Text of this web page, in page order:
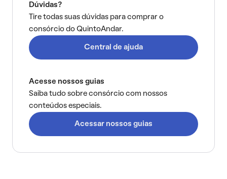
Dúvidas?
Tire todas suas dúvidas para comprar o
consórcio do QuintoAndar.
Central de ajuda
Acesse nossos guias
Saiba tudo sobre consórcio com nossos
conteúdos especiais.
Acessar nossos guias